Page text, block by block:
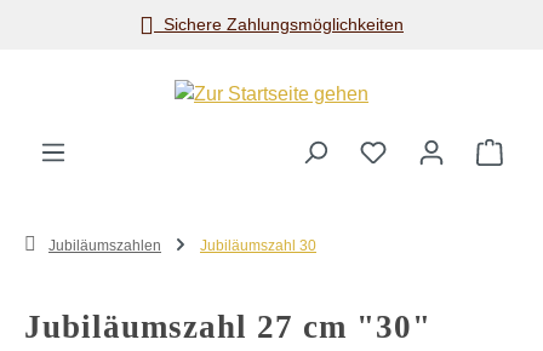
Zum Hauptinhalt springenSichere Zahlungsmöglichkeiten
Jubiläumszahlen Jubiläumszahl 30
Jubiläumszahl 27 cm "30"